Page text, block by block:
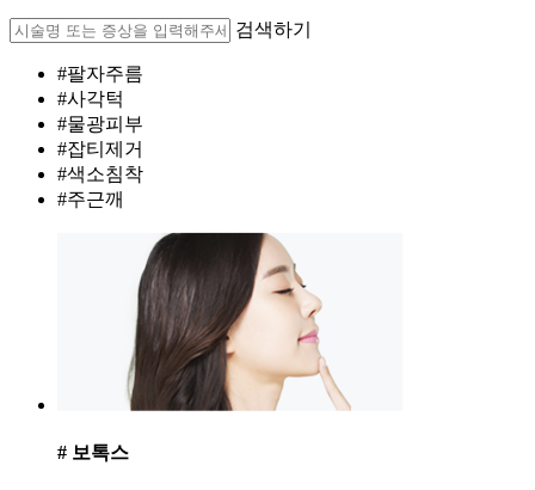
검색하기
#팔자주름
#사각턱
#물광피부
#잡티제거
#색소침착
#주근깨
# 보톡스